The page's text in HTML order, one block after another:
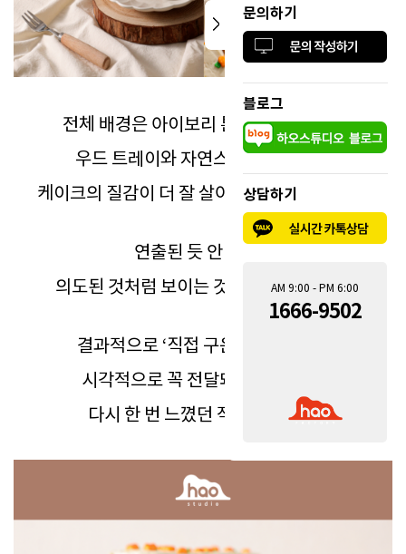
문의하기
블로그
상담하기
AM 9:00 - PM 6:00
1666-9502
전체 배경은 아이보리 톤으로 통일하고,
우드 트레이와 자연스러운 그림자로
케이크의 질감이 더 잘 살아나도록 연출했어요.
연출된 듯 안 한 듯,
의도된 것처럼 보이는 것이 핵심이었어요.
결과적으로 ‘직접 구운 듯한 느낌’이
시각적으로 꼭 전달돼야 한다는 걸
다시 한 번 느꼈던 작업이었어요.